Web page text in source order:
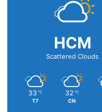
HCM
Scattered Clouds
33 ℃
T7
32 ℃
CN